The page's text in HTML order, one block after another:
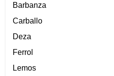
Barbanza
Carballo
Deza
Ferrol
Lemos